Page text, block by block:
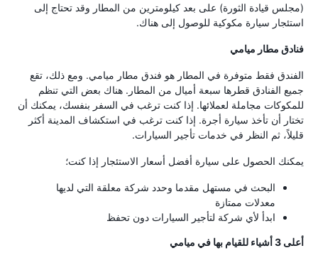
(مجلس قيادة الثورة) على بعد كيلومترين من المطار وقد تحتاج إلى
استئجار سيارة مكوكية للوصول إلى هناك.
فنادق مطار ميامي
الفندق فقط متوفرة في المطار هو فندق مطار ميامي. ومع ذلك، تقع
جميع الفنادق قطرها سبعة أميال من المطار. هناك بعض التي تنظم
للمكوكات مجاملة لعملائها. إذا كنت ترغب في السفر بنفسك، يمكنك أن
تختار أن تأخذ سيارة أجرة. إذا كنت ترغب في استكشاف المدينة أكثر
قليلاً، ثم النظر في خدمات تأجير السيارات.
يمكنك الحصول على سيارة أفضل أسعار الاستئجار إذا كنت؛
البحث في مستهل مقدما وحدد شركة معلقة التي لديها
معدلات ممتازة
ابدأ لأي شركة لتأجير السيارات دون تحفظ
أعلى 3 أشياء للقيام بها في ميامي